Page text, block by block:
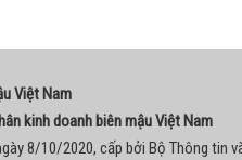
Việt Nam
kinh doanh biên mậu Việt Nam
8/10/2020, cấp bởi Bộ Thông tin